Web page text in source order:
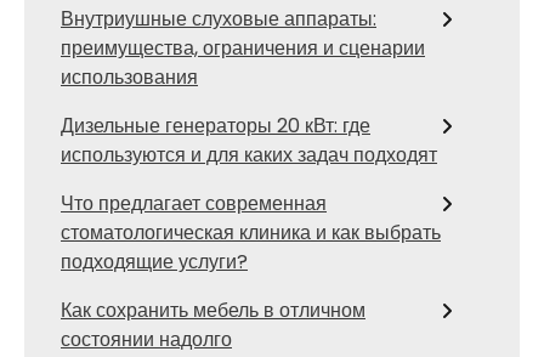
Внутриушные слуховые аппараты:
преимущества, ограничения и сценарии
использования
Дизельные генераторы 20 кВт: где
используются и для каких задач подходят
Что предлагает современная
стоматологическая клиника и как выбрать
подходящие услуги?
Как сохранить мебель в отличном
состоянии надолго